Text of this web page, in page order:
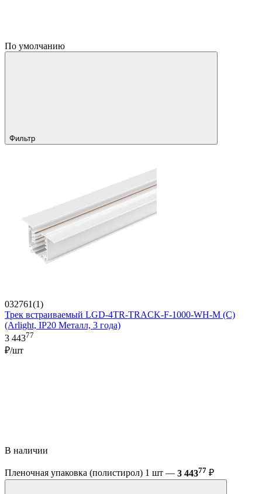
По умолчанию
Фильтр
032761(1)
Трек встраиваемый LGD-4TR-TRACK-F-1000-WH-M (C)
(Arlight, IP20 Металл, 3 года)
3 44377
₽/шт
В наличии
Пленочная упаковка (полистирол) 1 шт — 3 44377 ₽